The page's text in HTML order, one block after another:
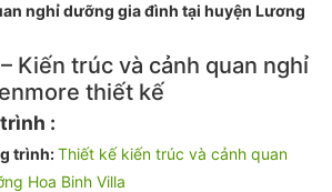
nghỉ dưỡng gia đình tại huyện Lương
Kiến trúc và cảnh quan nghỉ
thiết kế
:
trình:Thiết kế kiến trúc và cảnh quan
Hoa Binh Villa